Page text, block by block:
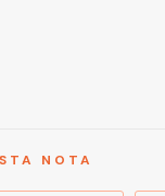
NOTA